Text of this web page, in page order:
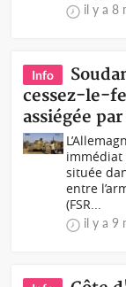
il y a 8
Info
cessez-le-
assiégée par
immédiat
située
entre
(FSR...
il y a 9